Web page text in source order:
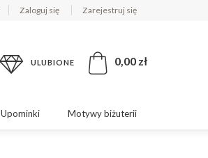
Zaloguj się Zarejestruj się
ULUBIONE 0,00 zł
Upominki Motywy biżuterii